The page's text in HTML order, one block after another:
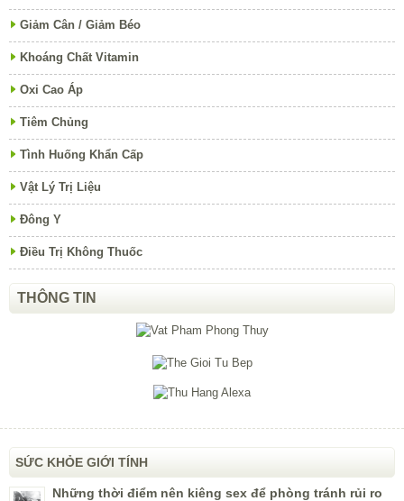
Giảm Cân / Giảm Béo
Khoáng Chất Vitamin
Oxi Cao Áp
Tiêm Chủng
Tình Huống Khẩn Cấp
Vật Lý Trị Liệu
Đông Y
Điều Trị Không Thuốc
THÔNG TIN
SỨC KHỎE GIỚI TÍNH
Những thời điểm nên kiêng sex để phòng tránh rủi ro